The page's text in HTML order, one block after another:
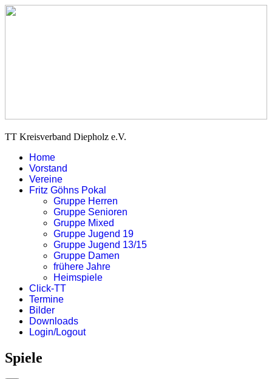
TT Kreisverband Diepholz e.V.
Home
Vorstand
Vereine
Fritz Göhns Pokal
Gruppe Herren
Gruppe Senioren
Gruppe Mixed
Gruppe Jugend 19
Gruppe Jugend 13/15
Gruppe Damen
frühere Jahre
Heimspiele
Click-TT
Termine
Bilder
Downloads
Login/Logout
Spiele